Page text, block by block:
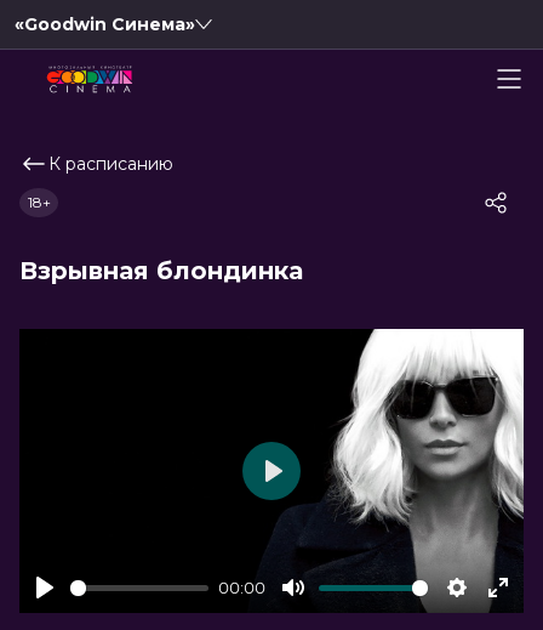
«Goodwin Синема»
К расписанию
Взрывная блондинка
18+
Play
00:00
Mute Settings
Play